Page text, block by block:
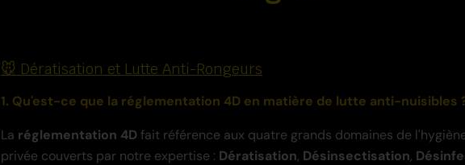
🐭 Dératisation et Lutte Anti-Rongeurs
1. Qu'est-ce que la réglementation 4D en matière de lutte anti-nuisibles
La réglementation 4Dfait référence aux quatre grands domaines de
privée couverts par notre expertise : Dératisation, Désinsectisation,